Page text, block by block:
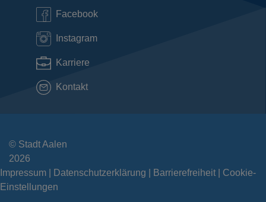
Facebook
Instagram
Karriere
Kontakt
© Stadt Aalen
2026
Impressum
Datenschutzerklärung Barrierefreiheit
Cookie-
Einstellungen